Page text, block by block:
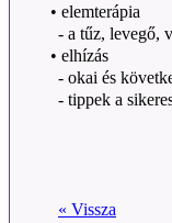
• elemterápia
- a tűz, levegő,
• elhízás
- okai és
- tippek a
« Vissza